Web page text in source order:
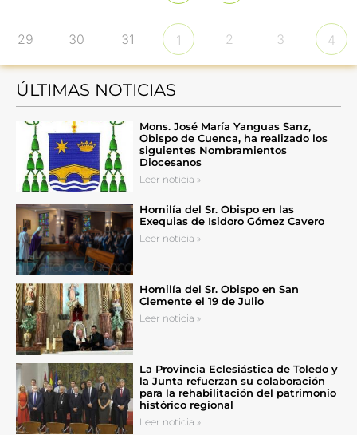
29 30 31 1 2 3 4
ÚLTIMAS NOTICIAS
Mons. José María Yanguas Sanz,
Obispo de Cuenca, ha realizado los
siguientes Nombramientos
Diocesanos
Leer noticia »
Homilía del Sr. Obispo en las
Exequias de Isidoro Gómez Cavero
Leer noticia »
Homilía del Sr. Obispo en San
Clemente el 19 de Julio
Leer noticia »
La Provincia Eclesiástica de Toledo y
la Junta refuerzan su colaboración
para la rehabilitación del patrimonio
histórico regional
Leer noticia »